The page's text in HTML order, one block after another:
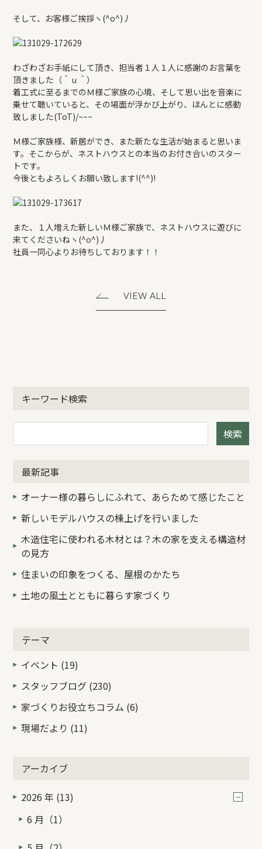
そして、お客様ご挨拶ヽ(^o^)丿
わざわざお手紙にして頂き、担当者１人１人に感謝のお言葉を
頂きました（＾ｕ＾）
着工式に至るまでのＭ様ご家族の心境、そして思い出を音楽に
乗せて聴いていると、その場面が浮かび上がり、ほんとに感動
致しました(ToT)/~~~
Ｍ様ご家族様、新居ができ、また新たな生活が始まると思いま
す。そこからが、ネストハウスとの本当のお付き合いのスター
トです。
今後ともよろしくお願い致します!(^^)!
また、１人増えた新しいＭ様ご家族で、ネストハウスに遊びに
来てくださいねヽ(^o^)丿
社員一同心よりお待ちしております！！
キーワード検索
検索
最新記事
オーナー様の暮らしにふれて、あらためて感じたこと
新しいモデルハウスの棟上げを行いました
木造住宅に使われる木材とは？木の家を支える構造材
の見方
住まいの印象をつくる、屋根のかたち
土地の風土とともに暮らす家づくり
テーマ
イベント (19)
スタッフブログ (230)
家づくりお役立ちコラム (6)
現場だより (11)
アーカイブ
2026 年 (13)
6 月（1）
VIEW ALL